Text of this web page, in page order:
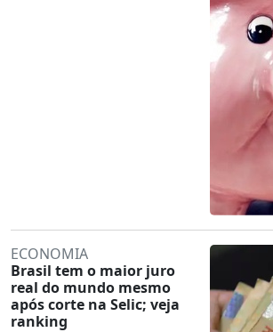
ECONOMIA
Brasil tem o maior juro
real do mundo mesmo
após corte na Selic; veja
ranking